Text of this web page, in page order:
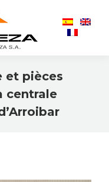
et pièces
centrale